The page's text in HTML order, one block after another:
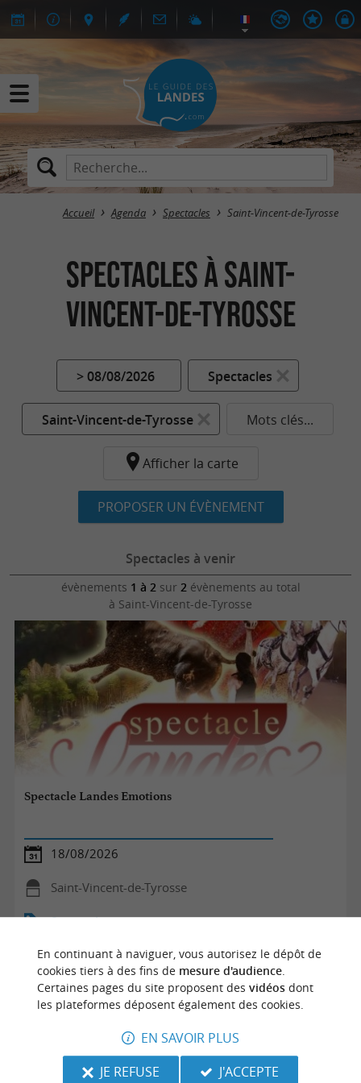
Accueil Agenda Spectacles Saint-Vincent-de-Tyrosse
Spectacles à Saint-
Vincent-de-Tyrosse
> 08/08/2026 Spectacles
Saint-Vincent-de-Tyrosse Mots clés...
Afficher la carte
PROPOSER UN ÉVÈNEMENT
Spectacles à venir
évènements 1 à 2sur 2évènements au total
à Saint-Vincent-de-Tyrosse
Spectacle Landes Emotions
18/08/2026
Saint-Vincent-de-Tyrosse
Spectacles
En continuant à naviguer, vous autorisez le dépôt de
cookies tiers à des fins de mesure d'audience.
Certaines pages du site proposent des vidéosdont
les plateformes déposent également des cookies.
EN SAVOIR PLUS
JE REFUSE
J'ACCEPTE